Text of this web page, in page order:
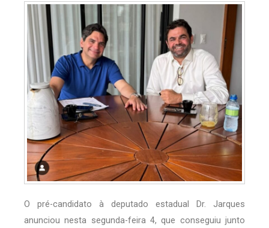
O pré-candidato à deputado estadual Dr. Jarques
anunciou nesta segunda-feira 4, que conseguiu junto